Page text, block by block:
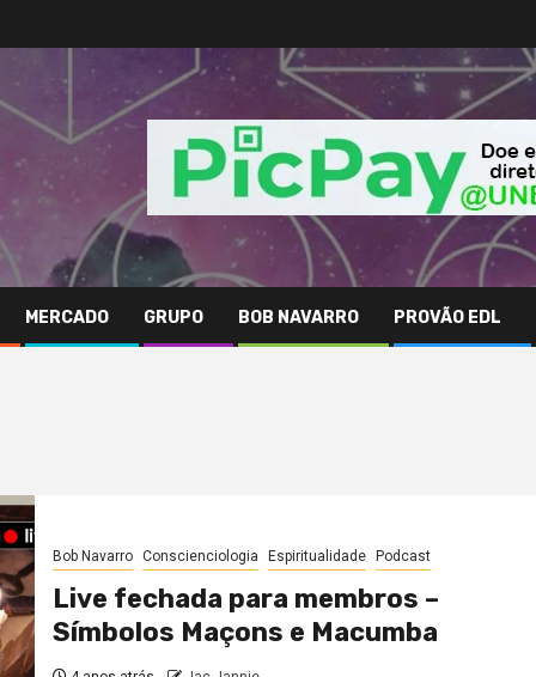
MERCADO GRUPO BOB NAVARRO PROVÃO EDL
Bob Navarro Conscienciologia Espiritualidade Podcast
Live fechada para membros –
Símbolos Maçons e Macumba